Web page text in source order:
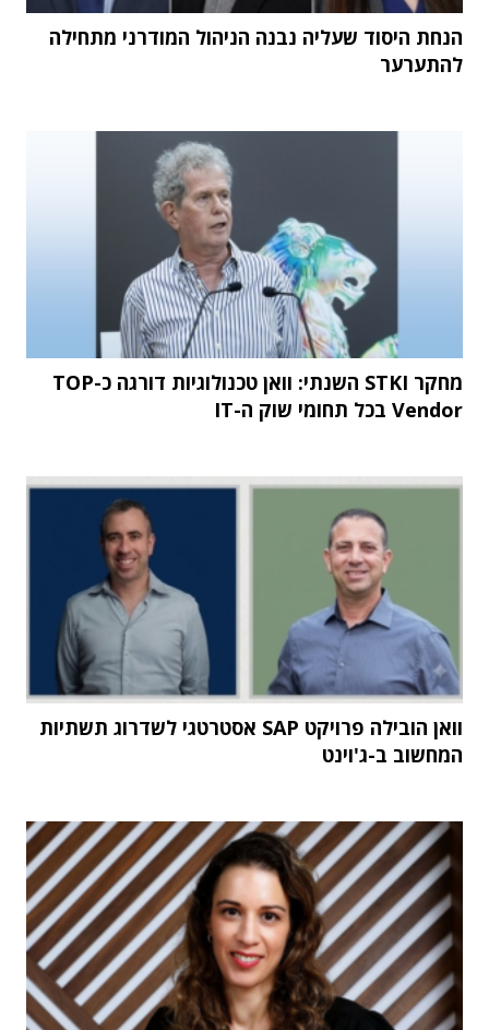
הנחת היסוד שעליה נבנה הניהול המודרני מתחילה
להתערער
מחקר STKI השנתי: וואן טכנולוגיות דורגה כ-TOP
Vendor בכל תחומי שוק ה-IT
וואן הובילה פרויקט SAP אסטרטגי לשדרוג תשתיות
המחשוב ב-ג'וינט